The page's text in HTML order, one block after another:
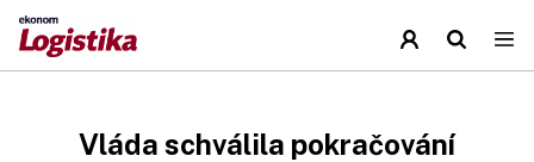
Vláda schválila pokračování